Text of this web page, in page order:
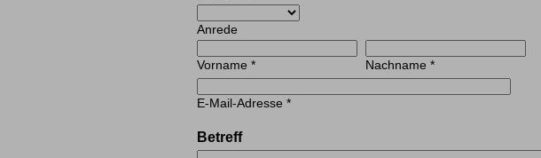
Anrede
Vorname * Nachname*
E-Mail-Adresse *
Betreff